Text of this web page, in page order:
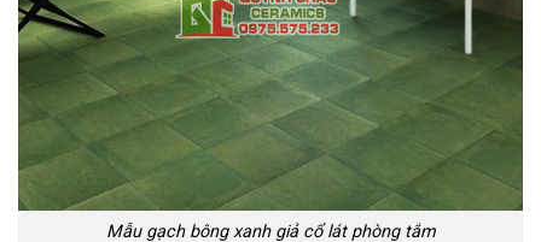
Mẫu gạch bông xanh giả cổ lát phòng tắm